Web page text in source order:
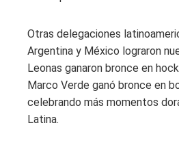
Otras delegaciones
Argentina y México lograron
Leonas ganaron bronce en
Marco Verde ganó bronce en
celebrando más momentos
Latina.